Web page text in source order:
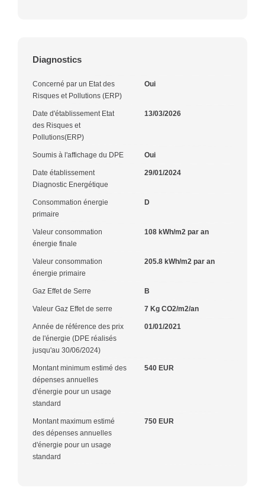
Diagnostics
Concerné par un Etat des
Risques et Pollutions (ERP)
Oui
Date d'établissement Etat
des Risques et
Pollutions(ERP)
13/03/2026
Soumis à l'affichage du DPE Oui
Date établissement
Diagnostic Energétique
29/01/2024
Consommation énergie
primaire
D
Valeur consommation
énergie finale
108 kWh/m2 par an
Valeur consommation
énergie primaire
205.8 kWh/m2 par an
Gaz Effet de Serre B
Valeur Gaz Effet de serre 7 Kg CO2/m2/an
Année de référence des prix
de l'énergie (DPE réalisés
jusqu'au 30/06/2024)
01/01/2021
Montant minimum estimé des
dépenses annuelles
d'énergie pour un usage
standard
540 EUR
Montant maximum estimé
des dépenses annuelles
d'énergie pour un usage
standard
750 EUR